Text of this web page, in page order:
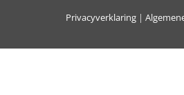
Privacyverklaring |